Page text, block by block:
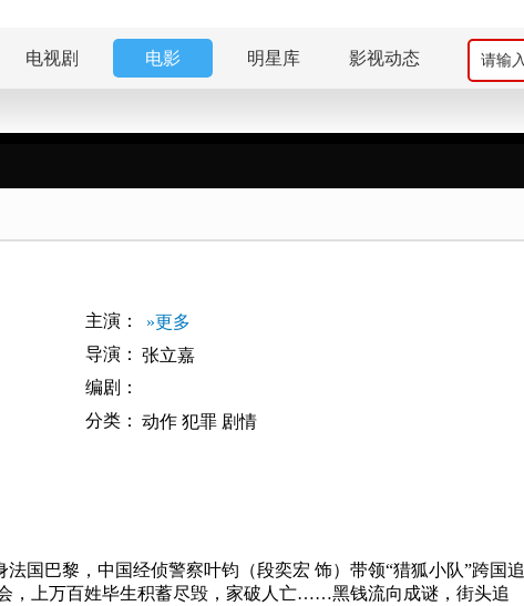
电视剧 电影 明星库 影视动态
主演：
»更多
导演： 张立嘉
编剧：
分类： 动作 犯罪 剧情
国巴黎，中国经侦警察叶钧（段奕宏 饰）带领“猎狐小队”跨国追
，上万百姓毕生积蓄尽毁，家破人亡……黑钱流向成谜，街头追